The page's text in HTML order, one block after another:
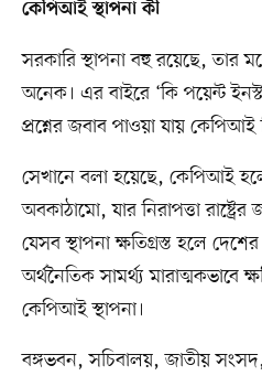
কেপিআই স্থাপনা কী
সরকারি স্থাপনা বহু রয়েছে, তার
অনেক। এর বাইরে ‘কি পয়েন্ট
প্রশ্নের জবাব পাওয়া যায় কেপিআই
সেখানে বলা হয়েছে, কেপিআই
অবকাঠামো, যার নিরাপত্তা
যেসব স্থাপনা ক্ষতিগ্রস্ত হলে
অর্থনৈতিক সামর্থ্য মারাত্মকভাবে
কেপিআই স্থাপনা।
বঙ্গভবন, সচিবালয়, জাতীয় সংসদ,